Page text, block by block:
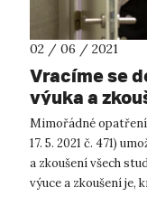
02 / 06 / 2021
Vracíme se
výuka a
Mimořádné opatření
17. 5. 2021 č. 471)
a zkoušení všech
výuce a zkoušení